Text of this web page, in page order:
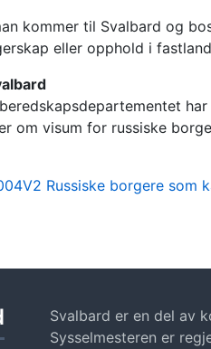
kommer til Svalbard og
eller opphold i
har
om visum for russiske
Russiske borgere som
Svalbard er en del av
Sysselmesteren er